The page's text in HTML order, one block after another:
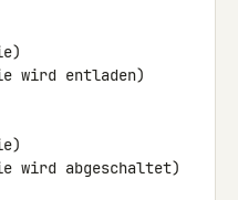
wird entladen)
wird abgeschaltet)